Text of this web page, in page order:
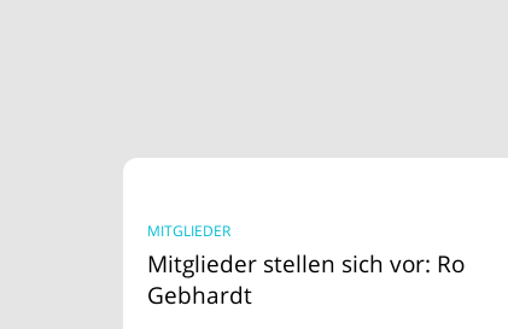
MITGLIEDER
Mitglieder stellen sich vor: Ro
Gebhardt